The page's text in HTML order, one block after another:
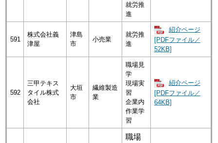
就労推
進
591
株式会社義
津屋
津島
市
小売業
就労推
進
紹介ページ
[PDFファイル／
52KB]
592
三甲テキス
タイル株式
会社
大垣
市
繊維製造
業
職場見
学
現場実
習
企業内
作業学
習
紹介ページ
[PDFファイル／
64KB]
職場